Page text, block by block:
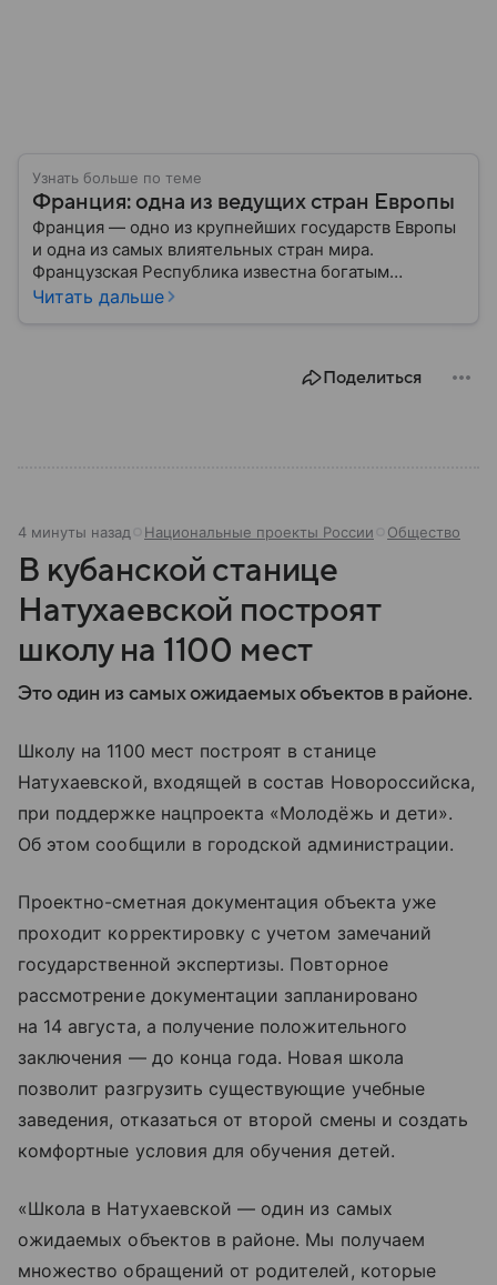
Узнать больше по теме
Франция: одна из ведущих стран Европы
Франция — одно из крупнейших государств Европы
и одна из самых влиятельных стран мира.
Французская Республика известна богатым
культурным наследием, развитой экономикой,
Читать дальше
Поделиться
4 минуты назад Национальные проекты России Общество
В кубанской станице
Натухаевской построят
школу на 1100 мест
Это один из самых ожидаемых объектов в районе.
Школу на 1100 мест построят в станице
Натухаевской, входящей в состав Новороссийска,
при поддержке нацпроекта «Молодёжь и дети».
Об этом сообщили в городской администрации.
Проектно-сметная документация объекта уже
проходит корректировку с учетом замечаний
государственной экспертизы. Повторное
рассмотрение документации запланировано
на 14 августа, а получение положительного
заключения — до конца года. Новая школа
позволит разгрузить существующие учебные
заведения, отказаться от второй смены и создать
комфортные условия для обучения детей.
«Школа в Натухаевской — один из самых
ожидаемых объектов в районе. Мы получаем
множество обращений от родителей, которые